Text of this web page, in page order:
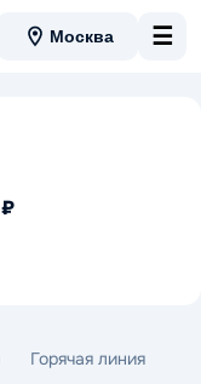
Москва ☰
Горячая линия